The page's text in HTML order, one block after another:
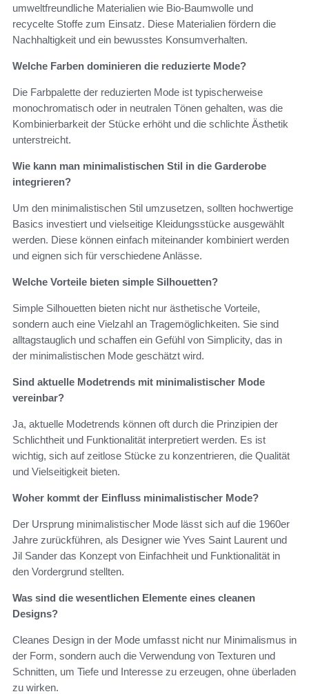
umweltfreundliche Materialien wie Bio-Baumwolle und
recycelte Stoffe zum Einsatz. Diese Materialien fördern die
Nachhaltigkeit und ein bewusstes Konsumverhalten.
Welche Farben dominieren die reduzierte Mode?
Die Farbpalette der reduzierten Mode ist typischerweise
monochromatisch oder in neutralen Tönen gehalten, was die
Kombinierbarkeit der Stücke erhöht und die schlichte Ästhetik
unterstreicht.
Wie kann man minimalistischen Stil in die Garderobe
integrieren?
Um den minimalistischen Stil umzusetzen, sollten hochwertige
Basics investiert und vielseitige Kleidungsstücke ausgewählt
werden. Diese können einfach miteinander kombiniert werden
und eignen sich für verschiedene Anlässe.
Welche Vorteile bieten simple Silhouetten?
Simple Silhouetten bieten nicht nur ästhetische Vorteile,
sondern auch eine Vielzahl an Tragemöglichkeiten. Sie sind
alltagstauglich und schaffen ein Gefühl von Simplicity, das in
der minimalistischen Mode geschätzt wird.
Sind aktuelle Modetrends mit minimalistischer Mode
vereinbar?
Ja, aktuelle Modetrends können oft durch die Prinzipien der
Schlichtheit und Funktionalität interpretiert werden. Es ist
wichtig, sich auf zeitlose Stücke zu konzentrieren, die Qualität
und Vielseitigkeit bieten.
Woher kommt der Einfluss minimalistischer Mode?
Der Ursprung minimalistischer Mode lässt sich auf die 1960er
Jahre zurückführen, als Designer wie Yves Saint Laurent und
Jil Sander das Konzept von Einfachheit und Funktionalität in
den Vordergrund stellten.
Was sind die wesentlichen Elemente eines cleanen
Designs?
Cleanes Design in der Mode umfasst nicht nur Minimalismus in
der Form, sondern auch die Verwendung von Texturen und
Schnitten, um Tiefe und Interesse zu erzeugen, ohne überladen
zu wirken.